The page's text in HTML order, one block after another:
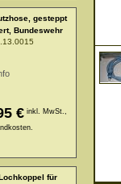
gesteppt
Bundeswehr
€ inkl. MwSt.,
für